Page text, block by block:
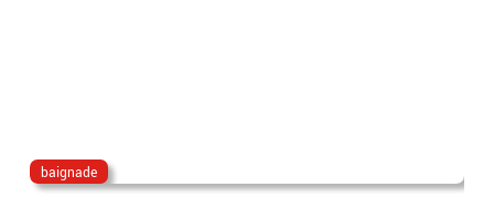
baignade